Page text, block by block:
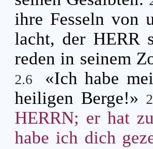
ihre Fesseln von
lacht, der HERR
reden in seinem
2.6
«Ich habe
heiligen Berge!»
HERRN; er hat
habe ich dich